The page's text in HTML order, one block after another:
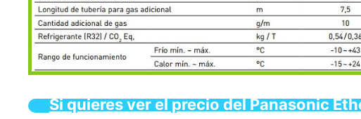
Si quieres ver el precio del Panasonic